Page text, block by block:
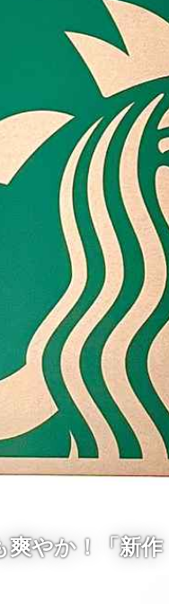
やか！「新作